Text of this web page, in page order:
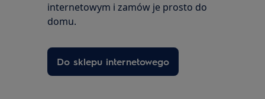
internetowym i zamów je prosto do
domu.
Do sklepu internetowego